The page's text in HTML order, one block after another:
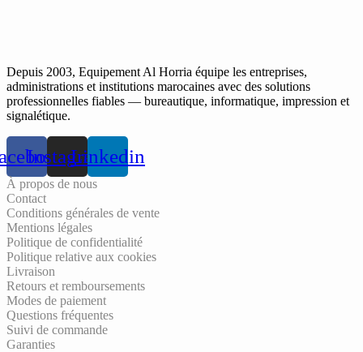
Depuis 2003, Equipement Al Horria équipe les entreprises,
administrations et institutions marocaines avec des solutions
professionnelles fiables — bureautique, informatique, impression et
signalétique.
InstagramLinkedin
À propos de nous
Contact
Conditions générales de vente
Mentions légales
Politique de confidentialité
Politique relative aux cookies
Livraison
Retours et remboursements
Modes de paiement
Questions fréquentes
Suivi de commande
Garanties